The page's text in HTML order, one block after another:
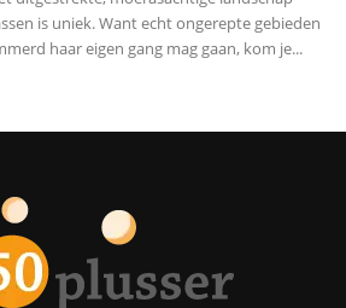
is uniek. Want echt ongerepte gebieden
haar eigen gang mag gaan, kom je...